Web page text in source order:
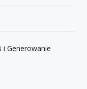
i Generowanie